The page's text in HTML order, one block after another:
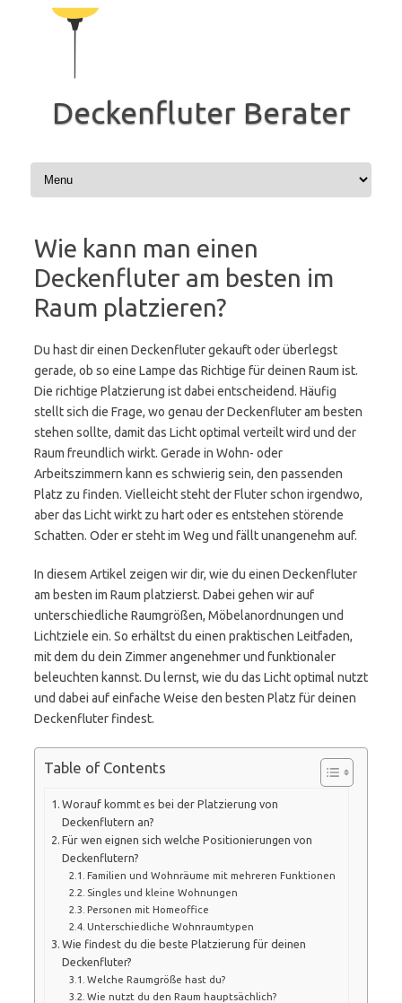
Deckenfluter Berater
Wie kann man einen
Deckenfluter am besten im
Raum platzieren?
Du hast dir einen Deckenfluter gekauft oder überlegst
gerade, ob so eine Lampe das Richtige für deinen Raum ist.
Die richtige Platzierung ist dabei entscheidend. Häufig
stellt sich die Frage, wo genau der Deckenfluter am besten
stehen sollte, damit das Licht optimal verteilt wird und der
Raum freundlich wirkt. Gerade in Wohn- oder
Arbeitszimmern kann es schwierig sein, den passenden
Platz zu finden. Vielleicht steht der Fluter schon irgendwo,
aber das Licht wirkt zu hart oder es entstehen störende
Schatten. Oder er steht im Weg und fällt unangenehm auf.
In diesem Artikel zeigen wir dir, wie du einen Deckenfluter
am besten im Raum platzierst. Dabei gehen wir auf
unterschiedliche Raumgrößen, Möbelanordnungen und
Lichtziele ein. So erhältst du einen praktischen Leitfaden,
mit dem du dein Zimmer angenehmer und funktionaler
beleuchten kannst. Du lernst, wie du das Licht optimal nutzt
und dabei auf einfache Weise den besten Platz für deinen
Deckenfluter findest.
Table of Contents
Worauf kommt es bei der Platzierung von
Deckenflutern an?
Für wen eignen sich welche Positionierungen von
Deckenflutern?
Familien und Wohnräume mit mehreren Funktionen
Singles und kleine Wohnungen
Personen mit Homeoffice
Unterschiedliche Wohnraumtypen
Wie findest du die beste Platzierung für deinen
Deckenfluter?
Welche Raumgröße hast du?
Wie nutzt du den Raum hauptsächlich?